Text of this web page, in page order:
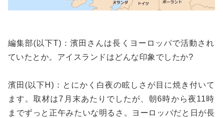
編集部(以下T)：濱田さんは長くヨーロッパで活動され
ていたとか。アイスランドはどんな印象でしたか?
濱田(以下H)：とにかく白夜の眩しさが目に焼き付いて
ます。取材は7月末あたりでしたが、朝6時から夜11時
までずっと正午みたいな明るさ。ヨーロッパだと日が長